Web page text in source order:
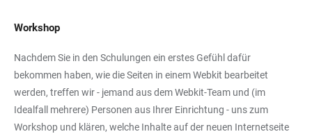
Workshop
Nachdem Sie in den Schulungen ein erstes Gefühl dafür
bekommen haben, wie die Seiten in einem Webkit bearbeitet
werden, treffen wir - jemand aus dem Webkit-Team und (im
Idealfall mehrere) Personen aus Ihrer Einrichtung - uns zum
Workshop und klären, welche Inhalte auf der neuen Internetseite